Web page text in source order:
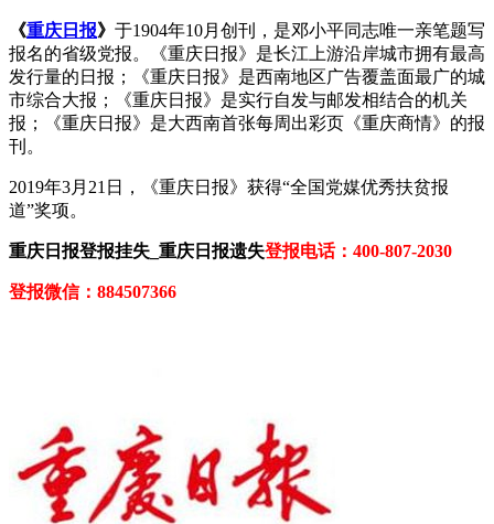
《重庆日报》 于1904年10月创刊，是邓小平同志唯一亲笔题写
报名的省级党报。《重庆日报》是长江上游沿岸城市拥有最高
发行量的日报；《重庆日报》是西南地区广告覆盖面最广的城
市综合大报；《重庆日报》是实行自发与邮发相结合的机关
报；《重庆日报》是大西南首张每周出彩页《重庆商情》的报
刊。
2019年3月21日，《重庆日报》获得“全国党媒优秀扶贫报
道”奖项。
重庆日报登报挂失_重庆日报遗失登报电话：400-807-2030
登报微信：884507366